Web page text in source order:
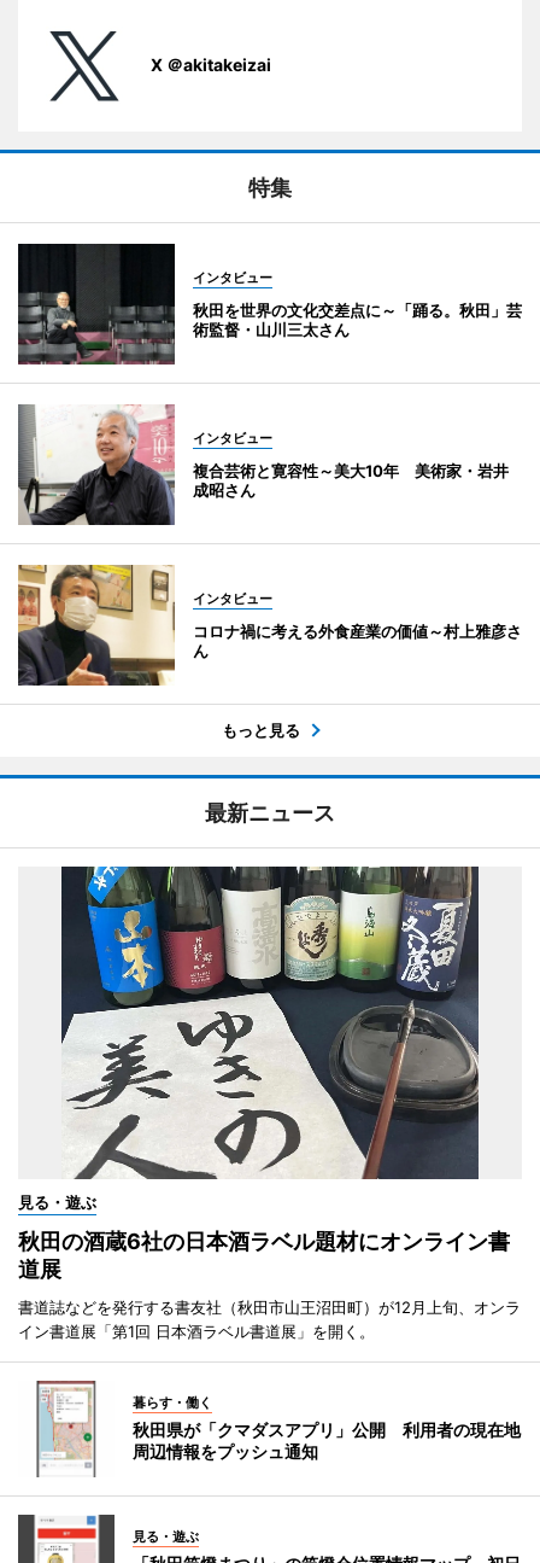
X ＠akitakeizai
特集
インタビュー
秋田を世界の文化交差点に～「踊る。秋田」芸
術監督・山川三太さん
インタビュー
複合芸術と寛容性～美大10年 美術家・岩井
成昭さん
インタビュー
コロナ禍に考える外食産業の価値～村上雅彦さ
ん
もっと見る
最新ニュース
見る・遊ぶ
秋田の酒蔵6社の日本酒ラベル題材にオンライン書
道展
書道誌などを発行する書友社（秋田市山王沼田町）が12月上旬、オンラ
イン書道展「第1回 日本酒ラベル書道展」を開く。
暮らす・働く
秋田県が「クマダスアプリ」公開 利用者の現在地
周辺情報をプッシュ通知
見る・遊ぶ